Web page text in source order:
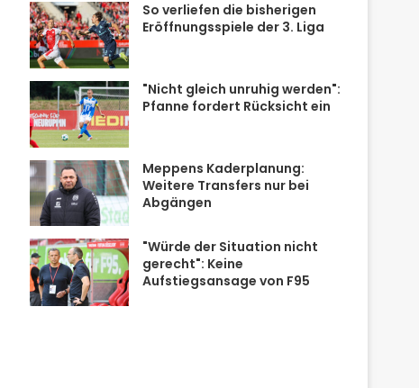
So verliefen die bisherigen
Eröffnungsspiele der 3. Liga
"Nicht gleich unruhig werden":
Pfanne fordert Rücksicht ein
Meppens Kaderplanung:
Weitere Transfers nur bei
Abgängen
"Würde der Situation nicht
gerecht": Keine
Aufstiegsansage von F95